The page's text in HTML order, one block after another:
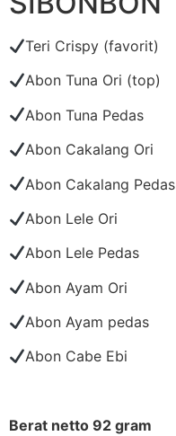
Teri Crispy (favorit)
Abon Tuna Ori (top)
Abon Tuna Pedas
Abon Cakalang Ori
Abon Cakalang Pedas
Abon Lele Ori
Abon Lele Pedas
Abon Ayam Ori
Abon Ayam pedas
Abon Cabe Ebi
Berat netto 92 gram